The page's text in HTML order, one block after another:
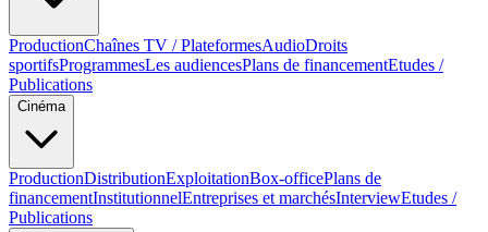
ProductionChaînes TV / PlateformesAudioDroits
sportifsProgrammesLes audiencesPlans de financementEtudes /
Publications
Cinéma
ProductionDistributionExploitationBox-officePlans de
financementInstitutionnelEntreprises et marchésInterviewEtudes /
Publications